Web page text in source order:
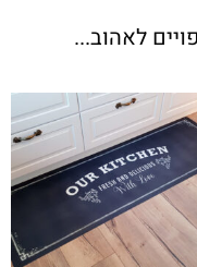
לאהוב...